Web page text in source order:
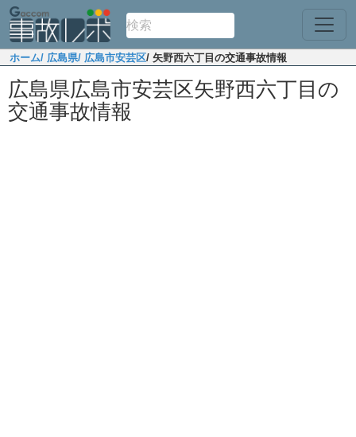
ホーム/ 広島県/ 広島市安芸区/ 矢野西六丁目の交通事故情報
広島県広島市安芸区矢野西六丁目の
交通事故情報